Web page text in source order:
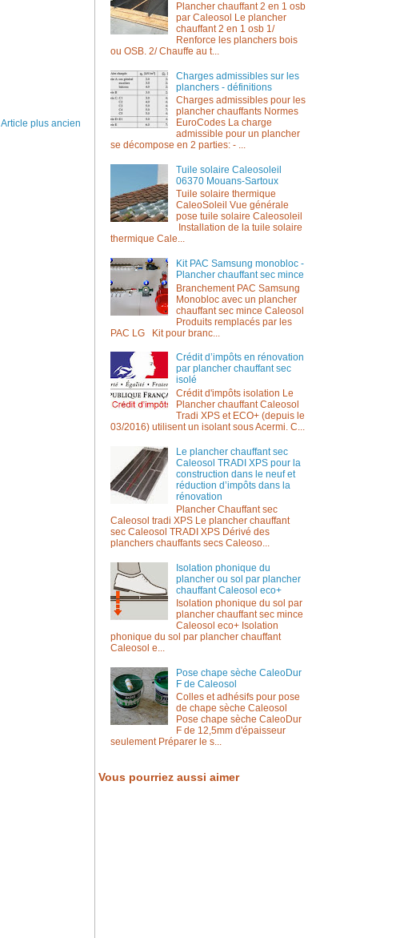
Article plus ancien
Plancher chauffant 2 en 1 osb
par Caleosol Le plancher
chauffant 2 en 1 osb 1/
Renforce les planchers bois
ou OSB. 2/ Chauffe au t...
Charges admissibles sur les
planchers - définitions
Charges admissibles pour les
plancher chauffants Normes
EuroCodes La charge
admissible pour un plancher
se décompose en 2 parties: - ...
Tuile solaire Caleosoleil
06370 Mouans-Sartoux
Tuile solaire thermique
CaleoSoleil Vue générale
pose tuile solaire Caleosoleil
Installation de la tuile solaire
thermique Cale...
Kit PAC Samsung monobloc -
Plancher chauffant sec mince
Branchement PAC Samsung
Monobloc avec un plancher
chauffant sec mince Caleosol
Produits remplacés par les
PAC LG Kit pour branc...
Crédit d’impôts en rénovation
par plancher chauffant sec
isolé
Crédit d'impôts isolation Le
Plancher chauffant Caleosol
Tradi XPS et ECO+ (depuis le
03/2016) utilisent un isolant sous Acermi. C...
Le plancher chauffant sec
Caleosol TRADI XPS pour la
construction dans le neuf et
réduction d’impôts dans la
rénovation
Plancher Chauffant sec
Caleosol tradi XPS Le plancher chauffant
sec Caleosol TRADI XPS Dérivé des
planchers chauffants secs Caleoso...
Isolation phonique du
plancher ou sol par plancher
chauffant Caleosol eco+
Isolation phonique du sol par
plancher chauffant sec mince
Caleosol eco+ Isolation
phonique du sol par plancher chauffant
Caleosol e...
Pose chape sèche CaleoDur
F de Caleosol
Colles et adhésifs pour pose
de chape sèche Caleosol
Pose chape sèche CaleoDur
F de 12,5mm d'épaisseur
seulement Préparer le s...
Vous pourriez aussi aimer